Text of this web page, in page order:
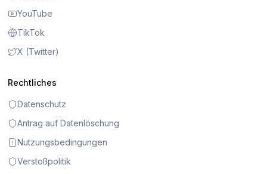
YouTube
TikTok
X (Twitter)
Rechtliches
Datenschutz
Antrag auf Datenlöschung
Nutzungsbedingungen
Verstoßpolitik